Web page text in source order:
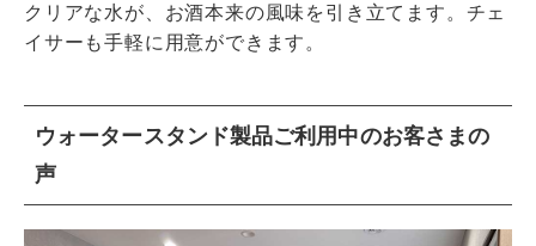
クリアな水が、お酒本来の風味を引き立てます。チェ
イサーも手軽に用意ができます。
ウォータースタンド製品ご利用中のお客さまの
声